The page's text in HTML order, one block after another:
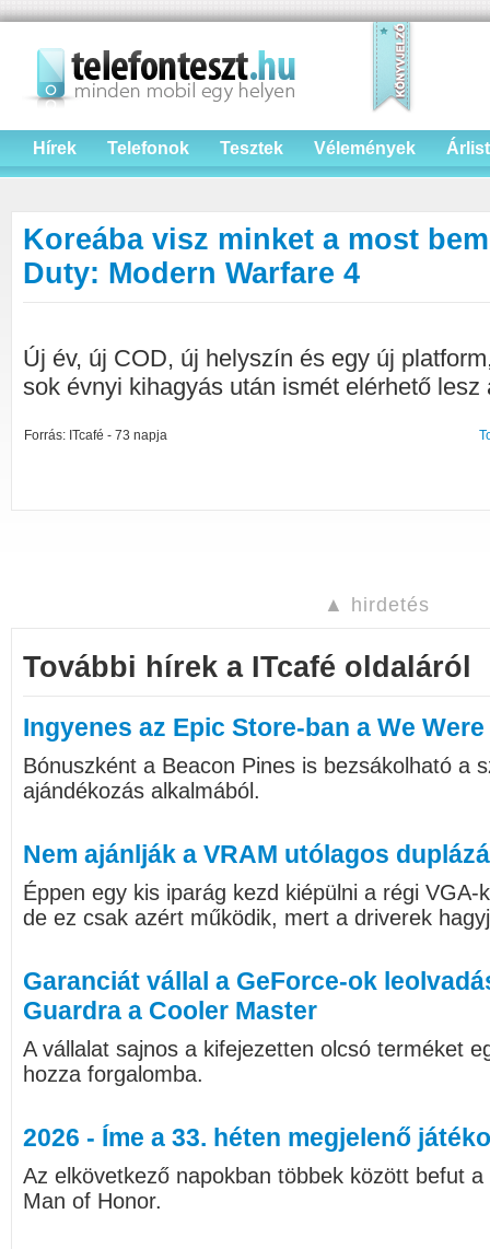
Hírek Telefonok Tesztek Vélemények
Koreába visz minket a most
Duty: Modern Warfare 4
Új év, új COD, új helyszín és egy új
sok évnyi kihagyás után ismét elérhető
Forrás: ITcafé - 73 napja
▲ hirdetés
További hírek a ITcafé oldaláról
Ingyenes az Epic Store-ban a We
Bónuszként a Beacon Pines is bezsákolható a
ajándékozás alkalmából.
Nem ajánlják a VRAM utólagos
Éppen egy kis iparág kezd kiépülni a régi VGA-
de ez csak azért működik, mert a driverek
Garanciát vállal a GeForce-ok
Guardra a Cooler Master
A vállalat sajnos a kifejezetten olcsó terméket
hozza forgalomba.
2026 - Íme a 33. héten megjelenő
Az elkövetkező napokban többek között befut
Man of Honor.